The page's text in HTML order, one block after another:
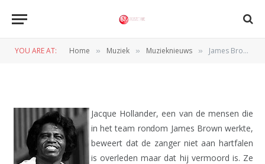
YOU ARE AT: Home » Muziek » Muzieknieuws » James Brown vermoord?
Jacque Hollander, een van de mensen die
in het team rondom James Brown werkte,
beweert dat de zanger niet aan hartfalen
is overleden maar dat hij vermoord is. Ze